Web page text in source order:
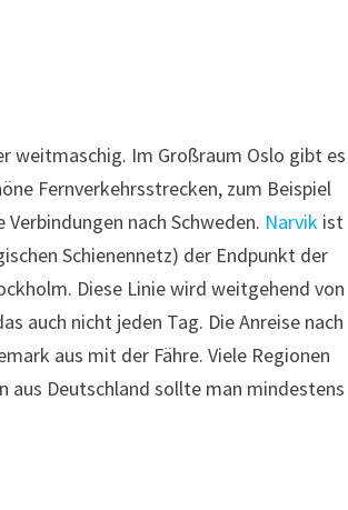
weitmaschig. Im Großraum Oslo gibt es
Fernverkehrsstrecken, zum Beispiel
nach Schweden. Narvik ist
Schienennetz) der Endpunkt der
Diese Linie wird weitgehend von
auch nicht jeden Tag. Die Anreise nach
aus mit der Fähre. Viele Regionen
aus Deutschland sollte man mindestens